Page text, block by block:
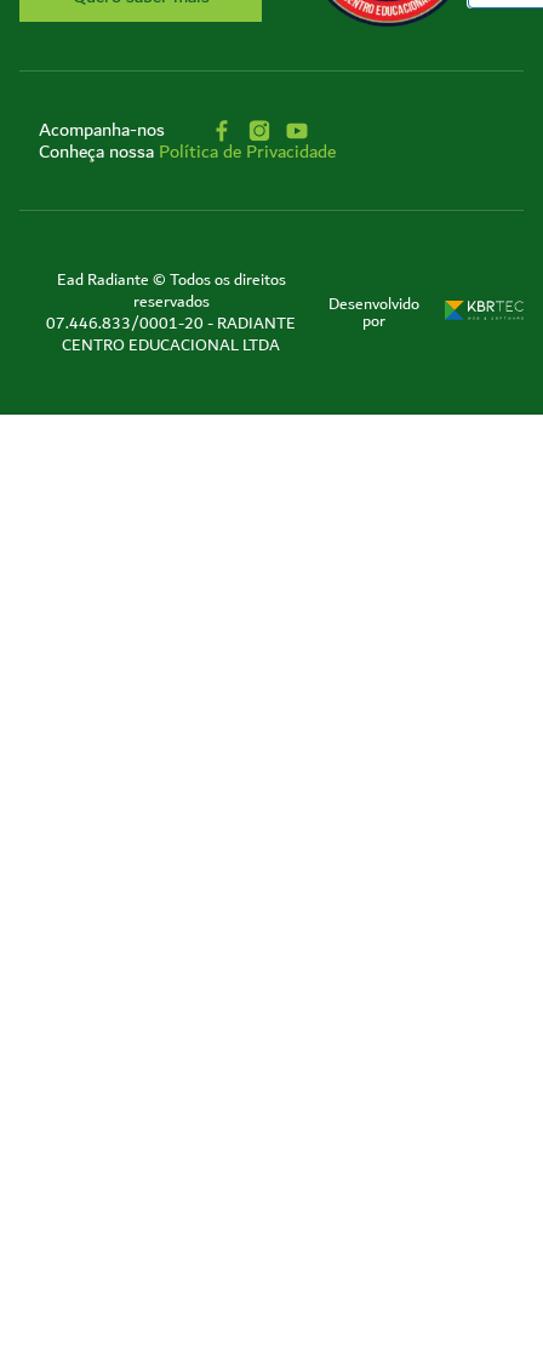
Acompanha-nos
Conheça nossaPolítica de Privacidade
Ead Radiante © Todos os direitos
reservados
07.446.833/0001-20 - RADIANTE
CENTRO EDUCACIONAL LTDA
Desenvolvido
por